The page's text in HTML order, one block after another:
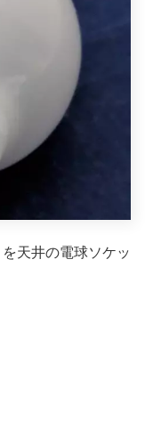
天井の電球ソケッ